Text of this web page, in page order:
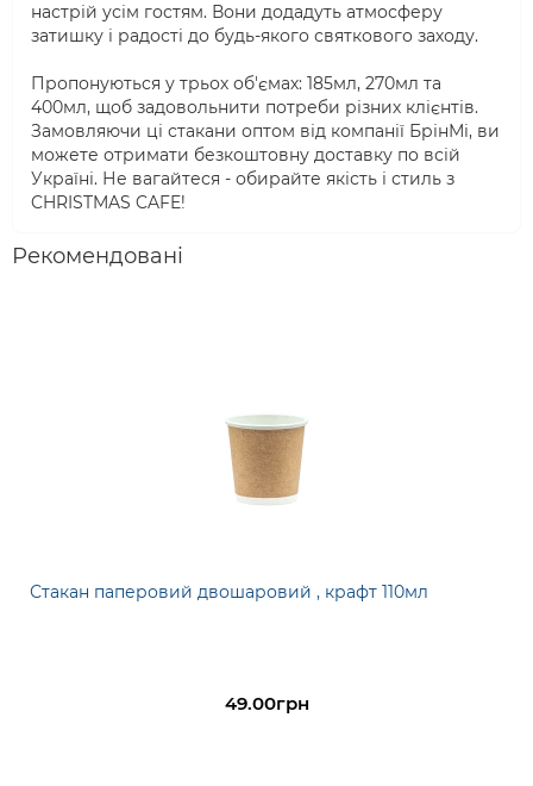
настрій усім гостям. Вони додадуть атмосферу
затишку і радості до будь-якого святкового заходу.
Пропонуються у трьох об'ємах: 185мл, 270мл та
400мл, щоб задовольнити потреби різних клієнтів.
Замовляючи ці стакани оптом від компанії БрінМі, ви
можете отримати безкоштовну доставку по всій
Україні. Не вагайтеся - обирайте якість і стиль з
CHRISTMAS CAFE!
Рекомендовані
Стакан паперовий двошаровий , крафт 110мл
49.00грн